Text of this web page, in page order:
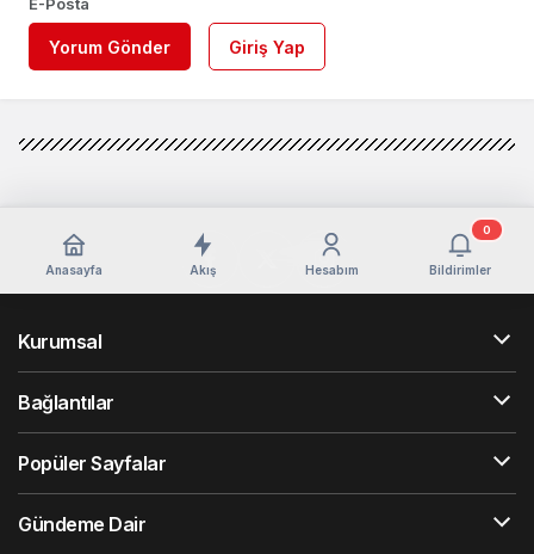
Yorum Gönder Giriş Yap
Anasayfa Akış Hesabım Bildirimler
0
Kurumsal
Bağlantılar
Popüler Sayfalar
Gündeme Dair